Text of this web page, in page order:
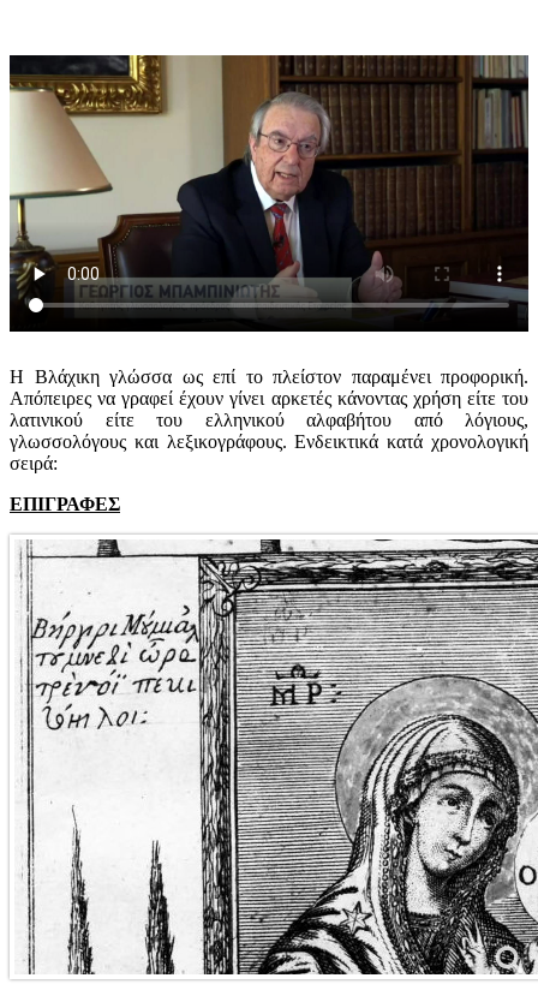
Η Βλάχικη γλώσσα ως επί το πλείστον παραμένει προφορική.
Απόπειρες να γραφεί έχουν γίνει αρκετές κάνοντας χρήση είτε του
λατινικού είτε του ελληνικού αλφαβήτου από λόγιους,
γλωσσολόγους και λεξικογράφους. Ενδεικτικά κατά χρονολογική
σειρά:
ΕΠΙΓΡΑΦΕΣ